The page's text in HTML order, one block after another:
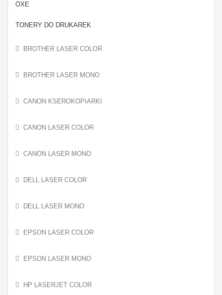
OXE
TONERY DO DRUKAREK
BROTHER LASER COLOR
BROTHER LASER MONO
CANON KSEROKOPIARKI
CANON LASER COLOR
CANON LASER MONO
DELL LASER COLOR
DELL LASER MONO
EPSON LASER COLOR
EPSON LASER MONO
HP LASERJET COLOR